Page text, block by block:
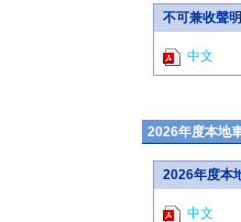
不可兼收聲
中文
2026年度本地
2026年度本
中文